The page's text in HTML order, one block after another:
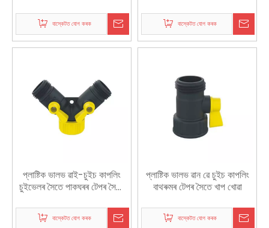
বাস্কেটত যোগ কৰক বাস্কেটত যোগ কৰক
প্লাষ্টিক ভালভ ৱাই-চুইচ কাপলিং
চুইভেলৰ সৈতে পাকঘৰৰ টেপৰ সৈতে
বাস্কেটত যোগ কৰক
প্লাষ্টিক ভালভ ৱান ৱে চুইচ কাপলিং
বাথৰুমৰ টেপৰ সৈতে খাপ খোৱা
বাস্কেটত যোগ কৰক